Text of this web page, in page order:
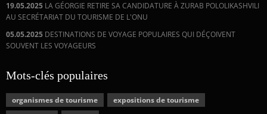
19.05.2025 LA GÉORGIE RETIRE SA CANDIDATURE À ZURAB POLOLIKASHVILI
AU SECRÉTARIAT DU TOURISME DE L'ONU
05.05.2025 DESTINATIONS DE VOYAGE POPULAIRES QUI DÉÇOIVENT
SOUVENT LES VOYAGEURS
Mots-clés populaires
organismes de tourisme
expositions de tourisme